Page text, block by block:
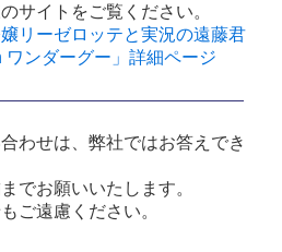
サイトをご覧ください。
リーゼロッテと実況の遠藤君
ンダーグー」詳細ページ
わせは、弊社ではお答えでき
でお願いいたします。
ご遠慮ください。